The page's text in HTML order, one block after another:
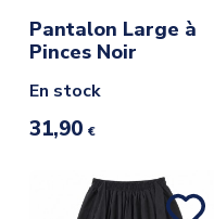
Pantalon Large à
Pinces Noir
En stock
31,90 €